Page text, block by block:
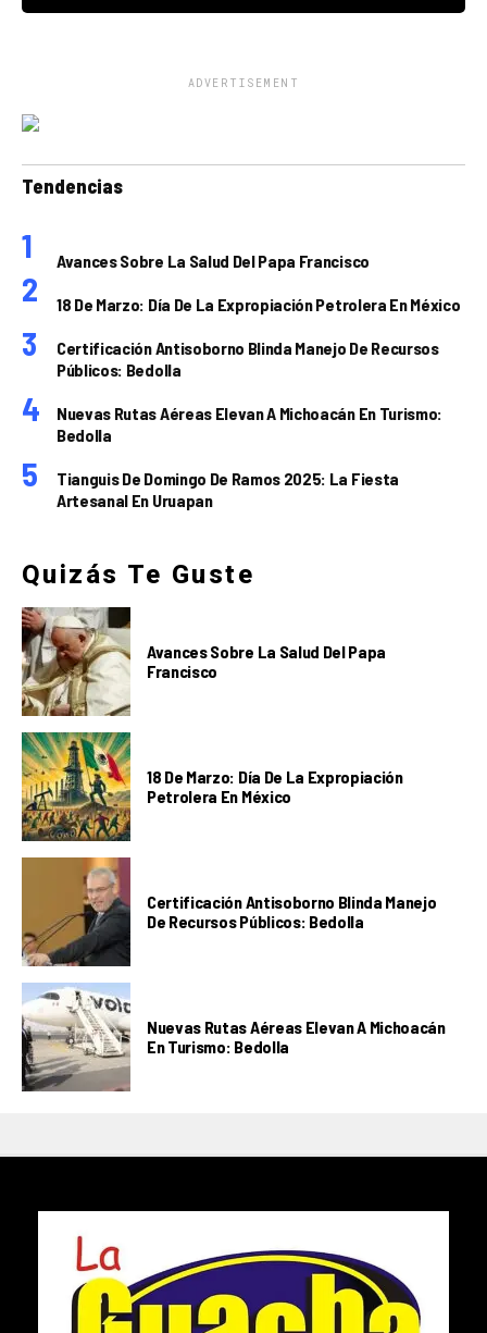
ADVERTISEMENT
Tendencias
Avances Sobre La Salud Del Papa Francisco
18 De Marzo: Día De La Expropiación Petrolera En México
Certificación Antisoborno Blinda Manejo De Recursos
Públicos: Bedolla
Nuevas Rutas Aéreas Elevan A Michoacán En Turismo:
Bedolla
Tianguis De Domingo De Ramos 2025: La Fiesta
Artesanal En Uruapan
Quizás Te Guste
Avances Sobre La Salud Del Papa
Francisco
18 De Marzo: Día De La Expropiación
Petrolera En México
Certificación Antisoborno Blinda Manejo
De Recursos Públicos: Bedolla
Nuevas Rutas Aéreas Elevan A Michoacán
En Turismo: Bedolla